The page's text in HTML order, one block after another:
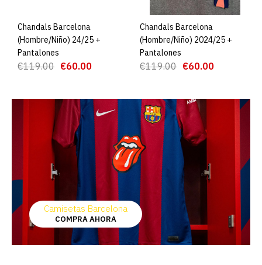
Camisetas Barcelona
COMPRA AHORA
AGREGAR AL CARRO
Chandals Barcelona
(Hombre/Niño) 24/25 +
Pantalones
€119.00 €60.00
AGREGAR AL CARRO
Chandals Barcelona
(Hombre/Niño) 2024/25 +
Pantalones
€119.00 €60.00